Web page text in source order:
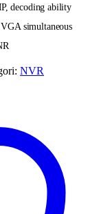
decoding ability
simultaneous
NVR